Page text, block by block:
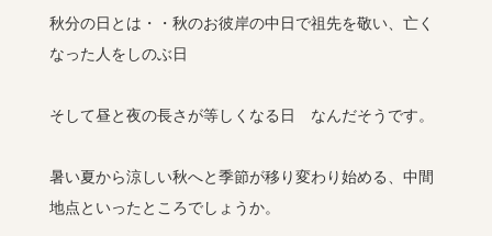
秋分の日とは・・秋のお彼岸の中日で祖先を敬い、亡く
なった人をしのぶ日
そして昼と夜の長さが等しくなる日 なんだそうです。
暑い夏から涼しい秋へと季節が移り変わり始める、中間
地点といったところでしょうか。